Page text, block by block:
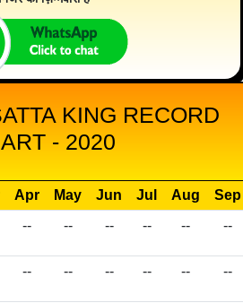
KING RECORD
- 2020
Apr May Jun Jul Aug
Sep
-- -- -- -- -- --
-- -- -- -- -- --